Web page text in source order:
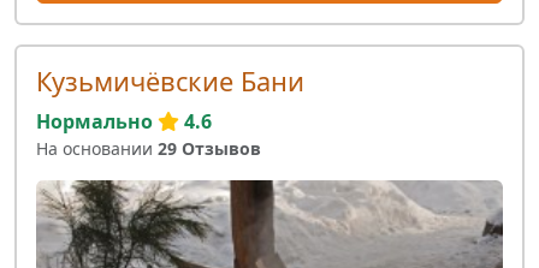
Кузьмичёвские Бани
Нормально 4.6
На основании 29 Отзывов